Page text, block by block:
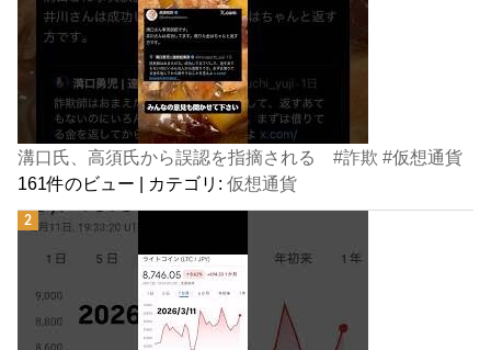
溝口氏、高須氏から誤認を指摘される #詐欺 #仮想通貨
161件のビュー | カテゴリ:仮想通貨